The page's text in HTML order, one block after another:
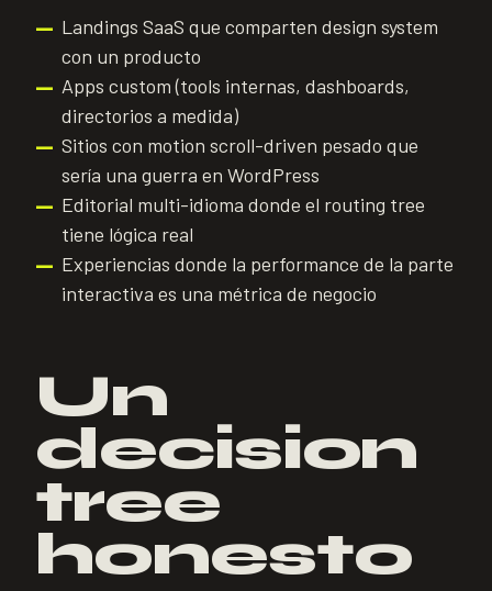
— Landings SaaS que comparten design system
con un producto
— Apps custom (tools internas, dashboards,
directorios a medida)
— Sitios con motion scroll-driven pesado que
sería una guerra en WordPress
— Editorial multi-idioma donde el routing tree
tiene lógica real
— Experiencias donde la performance de la parte
interactiva es una métrica de negocio
Un
decision
tree
honesto